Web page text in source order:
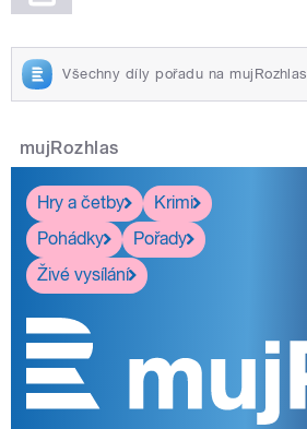
Všechny díly pořadu na mujRozhlas
mujRozhlas
Hry a četby
Krimi
Pohádky
Pořady
Živé vysílání